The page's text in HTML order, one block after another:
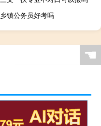
乡镇公务员好考吗
☚